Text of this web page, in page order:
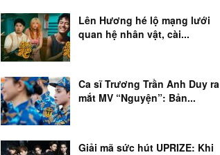
Lên Hương hé lộ mạng lưới
quan hệ nhân vật, cài...
Ca sĩ Trương Trần Anh Duy ra
mắt MV “Nguyện”: Bản...
Giải mã sức hút UPRIZE: Khi